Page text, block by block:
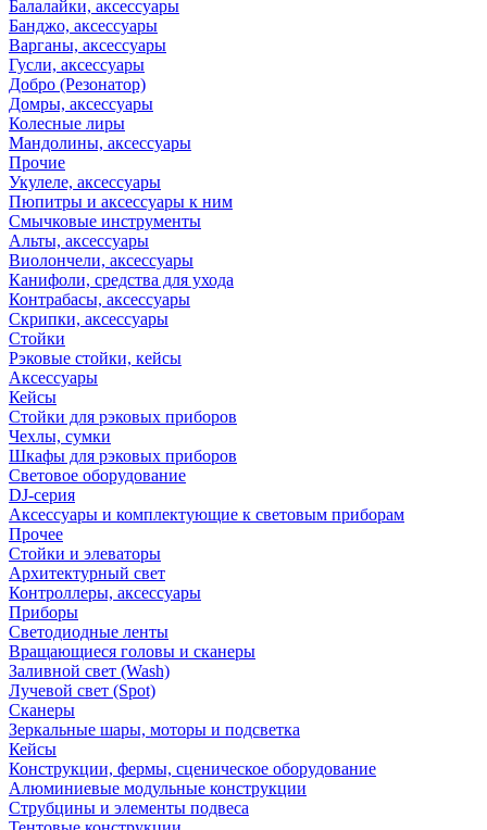
Балалайки, аксессуары
Банджо, аксессуары
Варганы, аксессуары
Гусли, аксессуары
Добро (Резонатор)
Домры, аксессуары
Колесные лиры
Мандолины, аксессуары
Прочие
Укулеле, аксессуары
Пюпитры и аксессуары к ним
Смычковые инструменты
Альты, аксессуары
Виолончели, аксессуары
Канифоли, средства для ухода
Контрабасы, аксессуары
Скрипки, аксессуары
Стойки
Рэковые стойки, кейсы
Аксессуары
Кейсы
Стойки для рэковых приборов
Чехлы, сумки
Шкафы для рэковых приборов
Световое оборудование
DJ-серия
Аксессуары и комплектующие к световым приборам
Прочее
Стойки и элеваторы
Архитектурный свет
Контроллеры, аксессуары
Приборы
Светодиодные ленты
Вращающиеся головы и сканеры
Заливной свет (Wash)
Лучевой свет (Spot)
Сканеры
Зеркальные шары, моторы и подсветка
Кейсы
Конструкции, фермы, сценическое оборудование
Алюминиевые модульные конструкции
Струбцины и элементы подвеса